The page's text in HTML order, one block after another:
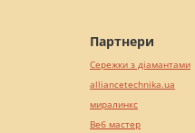
Партнери
Сережки з діамантами
alliancetechnika.ua
миралинкс
Веб мастер